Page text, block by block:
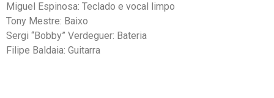
Miguel Espinosa: Teclado e vocal limpo
Tony Mestre: Baixo
Sergi “Bobby” Verdeguer: Bateria
Filipe Baldaia: Guitarra